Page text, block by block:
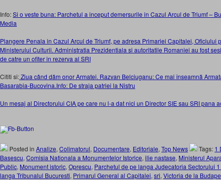
Info:Si o veste buna: Parchetul a inceput demersurile in Cazul Arcul de Triumf –
Media
Plangere Penala in Cazul Arcul de Triumf, pe adresa Primariei Capitalei, Oficiului
Ministerului Culturii. Administratia Prezidentiala si autoritatile Romaniei au fost
de catre un ofiter in rezerva al SRI
Cititi si:Ziua când dăm onor Armatei. Razvan Belciuganu: Ce mai înseamnă
Basarabia-Bucovina.Info: De straja patriei la Nistru
Un mesaj al Directorului CIA pe care nu l-a dat nici un Director SIE sau SRI pana
Posted in Analize, Colimatorul, Documentare, Editoriale, Top News Tags: 1
Basescu, Comisia Nationala a Monumentelor Istorice, ilie nastase, Ministerul
Public, Monument istoric, Oprescu, Parchetul de pe langa Judecatoria Sectorului
langa Tribunalul Bucuresti, Primarul General al Capitalei, sri, Victoria de la